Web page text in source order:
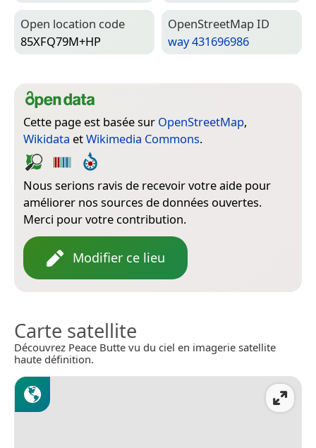
Open location code
85XFQ79M+HP
Open­Street­Map ID
way 431696986
Cette page est basée sur OpenStreetMap,
Wikidata etWikimedia Commons.
Nous serions ravis de recevoir votre aide pour
améliorer nos sources de données ouvertes.
Merci pour votre contribution.
Modifier ce lieu
Carte satellite
Découvrez Peace Butte vu du ciel en imagerie satellite
haute définition.